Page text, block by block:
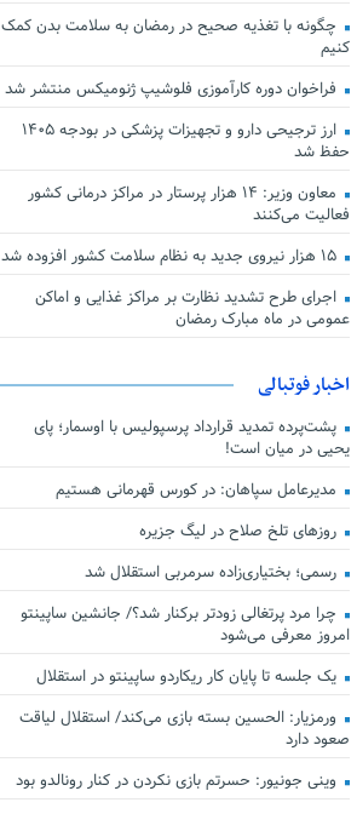
چگونه با تغذیه صحیح در رمضان به سلامت بدن کمک
کنیم
فراخوان دوره کارآموزی فلوشیپ ژنومیکس منتشر شد
ارز ترجیحی دارو و تجهیزات پزشکی در بودجه ۱۴۰۵
حفظ شد
معاون وزیر: ۱۴ هزار پرستار در مراکز درمانی کشور
فعالیت می‌کنند
۱۵ هزار نیروی جدید به نظام سلامت کشور افزوده شد
اجرای طرح تشدید نظارت بر مراکز غذایی و اماکن
عمومی در ماه مبارک رمضان
اخبار فوتبالی
پشت‌پرده تمدید قرارداد پرسپولیس با اوسمار؛ پای
یحیی در میان است!
مدیرعامل سپاهان: در کورس قهرمانی هستیم
روزهای تلخ صلاح در لیگ جزیره
رسمی؛ بختیاری‌زاده سرمربی استقلال شد
چرا مرد پرتغالی زودتر برکنار شد؟/ جانشین ساپینتو
امروز معرفی می‌شود
یک جلسه تا پایان کار ریکاردو ساپینتو در استقلال
ورمزیار: الحسین بسته بازی می‌کند/ استقلال لیاقت
صعود دارد
وینی جونیور: حسرتم بازی نکردن در کنار رونالدو بود